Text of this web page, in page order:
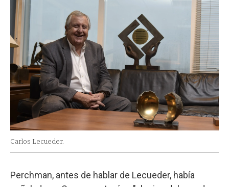
Carlos Lecueder.
Perchman, antes de hablar de Lecueder, había